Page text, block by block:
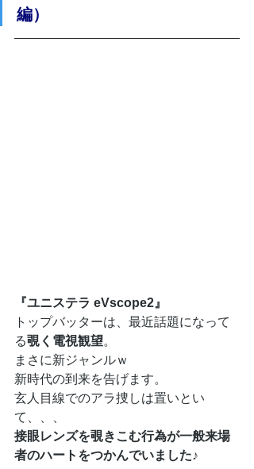
編）
『ユニステラ eVscope2』
トップバッターは、最近話題になって
る覗く電視観望。
まさに新ジャンルｗ
新時代の到来を告げます。
玄人目線でのアラ捜しは置いとい
て、、、
接眼レンズを覗きこむ行為が一般来場
者のハートをつかんでいました♪